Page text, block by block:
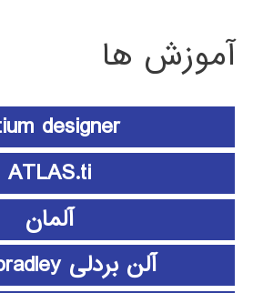
آموزش ها
designer
ATLAS.ti
آلمان
آلن بردلی Allen bradley